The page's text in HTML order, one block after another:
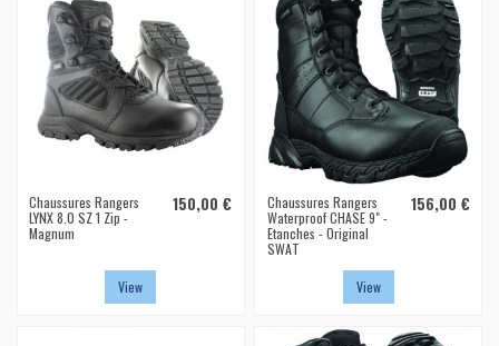
Chaussures Rangers
LYNX 8.0 SZ 1 Zip -
Magnum
150,00 €
View
Chaussures Rangers
Waterproof CHASE 9" -
Etanches - Original
SWAT
156,00 €
View